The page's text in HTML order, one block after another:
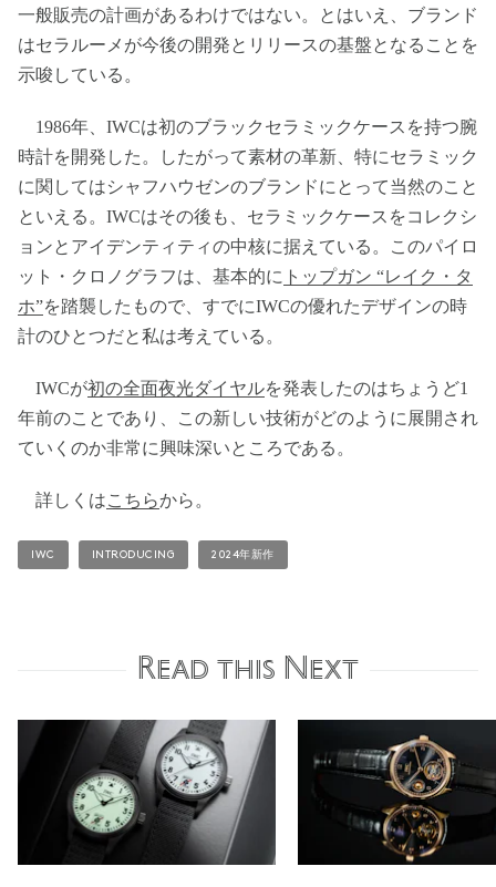
一般販売の計画があるわけではない。とはいえ、ブランド
はセラルーメが今後の開発とリリースの基盤となることを
示唆している。
1986年、IWCは初のブラックセラミックケースを持つ腕
時計を開発した。したがって素材の革新、特にセラミック
に関してはシャフハウゼンのブランドにとって当然のこと
といえる。IWCはその後も、セラミックケースをコレクシ
ョンとアイデンティティの中核に据えている。このパイロ
ット・クロノグラフは、基本的に トップガン “レイク・タ
ホ”を踏襲したもので、すでにIWCの優れたデザインの時
計のひとつだと私は考えている。
IWCが初の全面夜光ダイヤルを発表したのはちょうど1
年前のことであり、この新しい技術がどのように展開され
ていくのか非常に興味深いところである。
詳しくはこちらから。
IWC INTRODUCING 2024年新作
Read this Next